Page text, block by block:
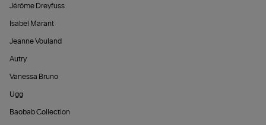
Jérôme Dreyfuss
Isabel Marant
Jeanne Vouland
Autry
Vanessa Bruno
Ugg
Baobab Collection